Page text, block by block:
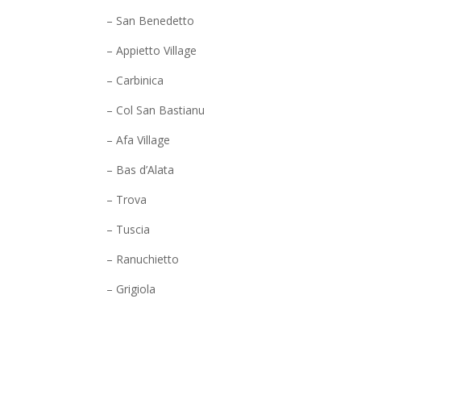
– San Benedetto
– Appietto Village
– Carbinica
– Col San Bastianu
– Afa Village
– Bas d’Alata
– Trova
– Tuscia
– Ranuchietto
– Grigiola